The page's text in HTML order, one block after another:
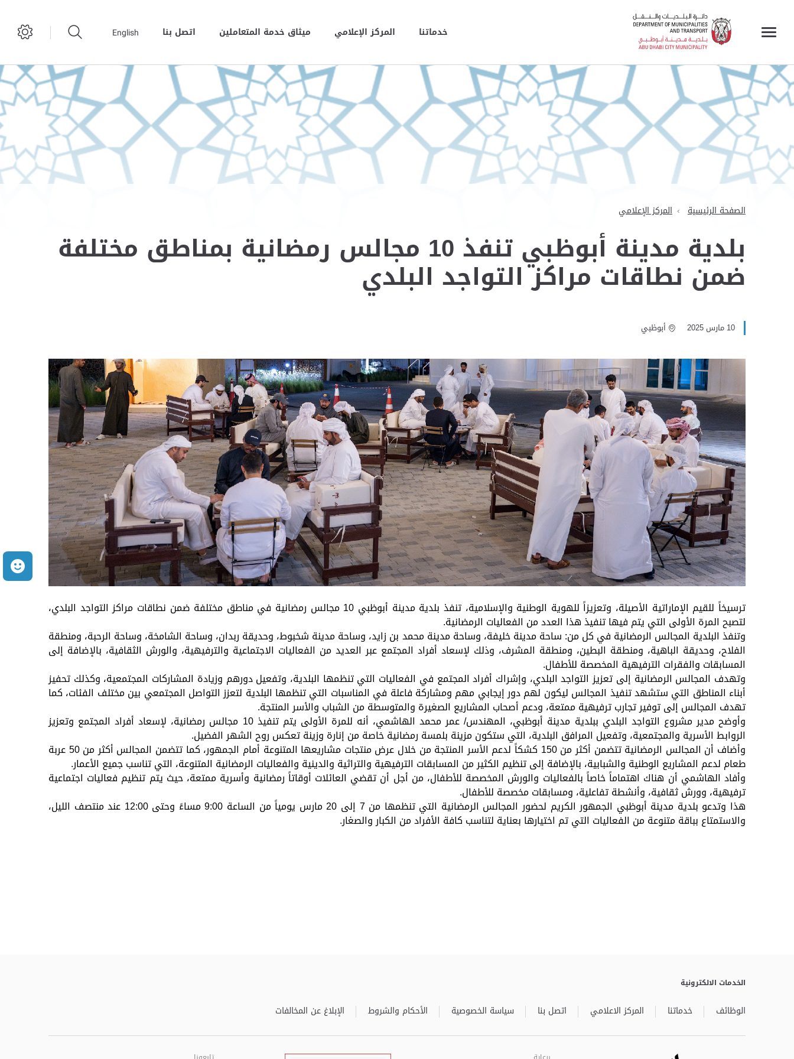
خدماتنا المركز الإعلامي ميثاق خدمة المتعاملين اتصل بنا English
الصفحة الرئيسية المركز الإعلامي
بلدية مدينة أبوظبي تنفذ 10 مجالس رمضانية بمناطق مختلفة
ضمن نطاقات مراكز التواجد البلدي
10 مارس 2025 أبوظبي
ترسيخاً للقيم الإماراتية الأصيلة، وتعزيزاً للهوية الوطنية والإسلامية، تنفذ بلدية مدينة أبوظبي 10 مجالس رمضانية في مناطق مختلفة ضمن نطاقات مراكز التواجد البلدي،
لتصبح المرة الأولى التي يتم فيها تنفيذ هذا العدد من الفعاليات الرمضانية.
وتنفذ البلدية المجالس الرمضانية في كل من: ساحة مدينة خليفة، وساحة مدينة محمد بن زايد، وساحة مدينة شخبوط، وحديقة ربدان، وساحة الشامخة، وساحة الرحبة، ومنطقة
الفلاح، وحديقة الباهية، ومنطقة البطين، ومنطقة المشرف، وذلك لإسعاد أفراد المجتمع عبر العديد من الفعاليات الاجتماعية والترفيهية، والورش الثقافية، بالإضافة إلى
المسابقات والفقرات الترفيهية المخصصة للأطفال.
وتهدف المجالس الرمضانية إلى تعزيز التواجد البلدي، وإشراك أفراد المجتمع في الفعاليات التي تنظمها البلدية، وتفعيل دورهم وزيادة المشاركات المجتمعية، وكذلك تحفيز
أبناء المناطق التي ستشهد تنفيذ المجالس ليكون لهم دور إيجابي مهم ومشاركة فاعلة في المناسبات التي تنظمها البلدية لتعزز التواصل المجتمعي بين مختلف الفئات، كما
تهدف المجالس إلى توفير تجارب ترفيهية ممتعة، ودعم أصحاب المشاريع الصغيرة والمتوسطة من الشباب والأسر المنتجة.
وأوضح مدير مشروع التواجد البلدي ببلدية مدينة أبوظبي، المهندس/ عمر محمد الهاشمي، أنه للمرة الأولى يتم تنفيذ 10 مجالس رمضانية، لإسعاد أفراد المجتمع وتعزيز
الروابط الأسرية والمجتمعية، وتفعيل المرافق البلدية، التي ستكون مزينة بلمسة رمضانية خاصة من إنارة وزينة تعكس روح الشهر الفضيل.
وأضاف أن المجالس الرمضانية تتضمن أكثر من 150 كشكاً لدعم الأسر المنتجة من خلال عرض منتجات مشاريعها المتنوعة أمام الجمهور، كما تتضمن المجالس أكثر من 50 عربة
طعام لدعم المشاريع الوطنية والشبابية، بالإضافة إلى تنظيم الكثير من المسابقات الترفيهية والتراثية والدينية والفعاليات الرمضانية المتنوعة، التي تناسب جميع الأعمار.
وأفاد الهاشمي أن هناك اهتماماً خاصاً بالفعاليات والورش المخصصة للأطفال، من أجل أن تقضي العائلات أوقاتاً رمضانية وأسرية ممتعة، حيث يتم تنظيم فعاليات اجتماعية
ترفيهية، وورش ثقافية، وأنشطة تفاعلية، ومسابقات مخصصة للأطفال.
هذا وتدعو بلدية مدينة أبوظبي الجمهور الكريم لحضور المجالس الرمضانية التي تنظمها من 7 إلى 20 مارس يومياً من الساعة 9:00 مساءً وحتى 12:00 عند منتصف الليل،
والاستمتاع بباقة متنوعة من الفعاليات التي تم اختيارها بعناية لتناسب كافة الأفراد من الكبار والصغار.
الخدمات الالكترونية
الوظائف خدماتنا المركز الاعلامي اتصل بنا سياسة الخصوصية الأحكام والشروط الإبلاغ عن المخالفات